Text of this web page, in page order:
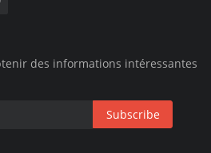
des informations intéressantes
Subscribe